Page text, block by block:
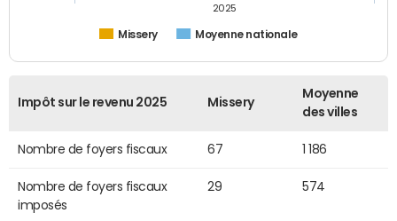
Missery Moyenne nationale
2025
Impôt sur le revenu 2025 Missery
Moyenne
des villes
Nombre de foyers fiscaux 67 1 186
Nombre de foyers fiscaux
imposés
29 574